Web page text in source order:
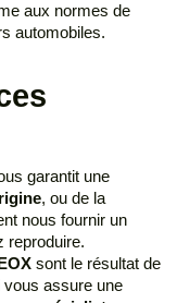
aux normes de
automobiles.
garantit une
, ou de la
nous fournir un
reproduire.
sont le résultat de
vous assure une